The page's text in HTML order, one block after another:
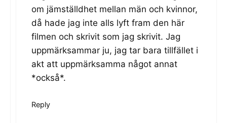
om jämställdhet mellan män och kvinnor,
då hade jag inte alls lyft fram den här
filmen och skrivit som jag skrivit. Jag
uppmärksammar ju, jag tar bara tillfället i
akt att uppmärksamma något annat
*också*.
Reply